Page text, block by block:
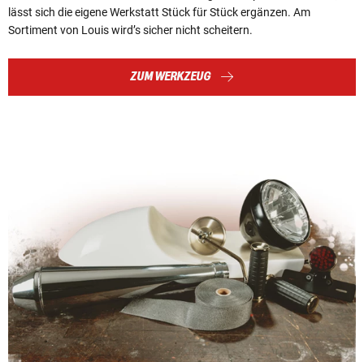
lässt sich die eigene Werkstatt Stück für Stück ergänzen. Am
Sortiment von Louis wird’s sicher nicht scheitern.
ZUM WERKZEUG